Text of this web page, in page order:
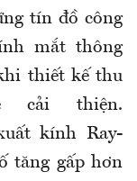
tín đồ công
mắt thông
thiết kế thu
cải thiện.
kính Ray-
tăng gấp hơn